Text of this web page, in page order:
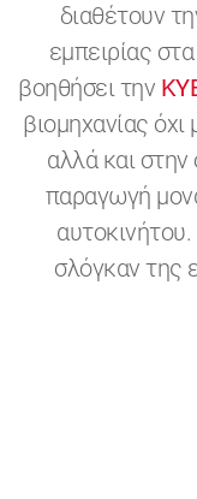
διαθέτουν
εμπειρίας
βοηθήσει την
βιομηχανίας
αλλά και
παραγωγή
σλόγκαν της